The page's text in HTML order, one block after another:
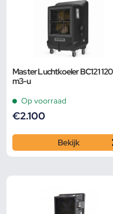
Master Luchtkoeler BC121
m3-u
Op voorraad
€2.100
Bekijk